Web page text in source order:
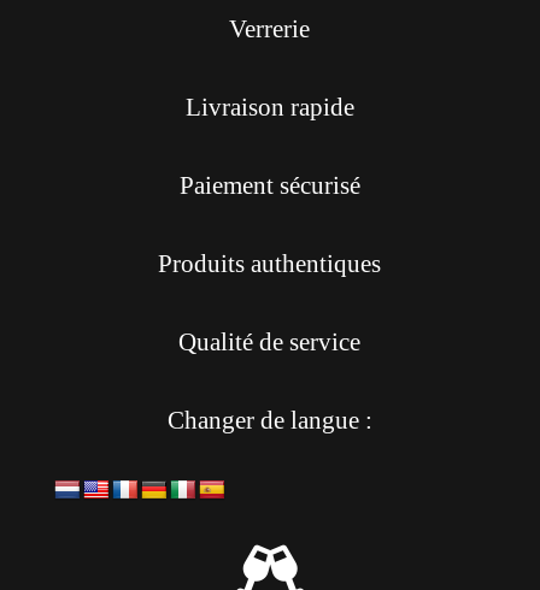
Verrerie
Livraison rapide
Paiement sécurisé
Produits authentiques
Qualité de service
Changer de langue :
